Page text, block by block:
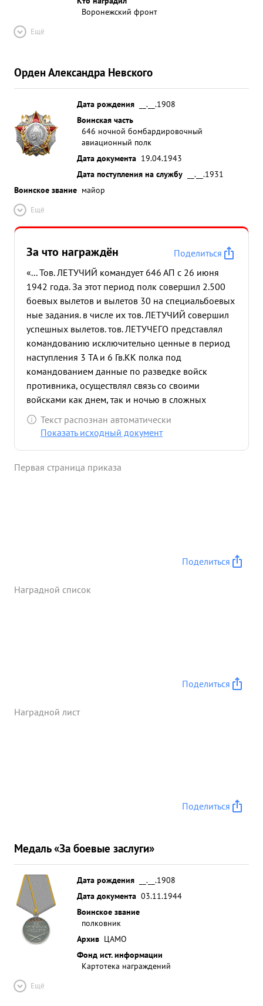
Воронежский фронт
Ещё
Орден Александра Невского
Дата рождения
__.__.1908
Воинская часть
646 ночной бомбардировочный
авиационный полк
Дата документа 19.04.1943
Дата поступления на службу
__.__.1931
Воинское звание майор
Ещё
За что награждён
Поделиться
«... Тов. ЛЕТУЧИЙ командует 646 АП с 26 июня
1942 года. За этот период полк совершил 2.500
боевых вылетов и вылетов 30 на специальбоевых
ные задания. в числе их тов. ЛЕТУЧИЙ совершил
успешных вылетов. тов. ЛЕТУЧЕГО представлял
командованию исключительно ценные в период
наступления 3 ТА и 6 Гв.КК полка под
командованием данные по разведке войск
противника, осуществлял связь со своими
войсками как днем, так и ночью в сложных
метеорологических условиях. Полк принял
активное и непосредственное участие по
быстрое продвижение вперед частей Красной
Текст распознан автоматически
Показать исходный документ
Первая страница приказа
Поделиться
Наградной список
Поделиться
Наградной лист
Поделиться
Медаль «За боевые заслуги»
Дата рождения
__.__.1908
Дата документа 03.11.1944
Воинское звание
полковник
Архив ЦАМО
Фонд ист. информации
Картотека награждений
Ещё